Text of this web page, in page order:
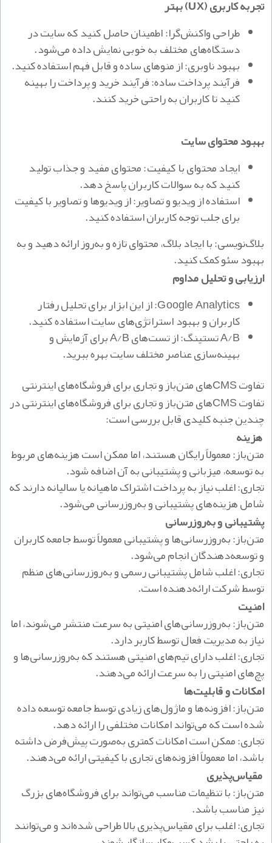
تجربه کاربری (UX) بهتر
طراحی واکنش‌گرا: اطمینان حاصل کنید که سایت در
دستگاه‌های مختلف به خوبی نمایش داده می‌شود.
بهبود ناوبری: از منوهای ساده و قابل فهم استفاده کنید.
فرآیند پرداخت ساده: فرآیند خرید و پرداخت را بهینه
کنید تا کاربران به راحتی خرید کنند.
بهبود محتوای سایت
ایجاد محتوای با کیفیت: محتوای مفید و جذاب تولید
کنید که به سوالات کاربران پاسخ دهد.
استفاده از ویدیو و تصاویر: از ویدیوها و تصاویر با کیفیت
برای جلب توجه کاربران استفاده کنید.
بلاگ‌نویسی: با ایجاد بلاگ، محتوای تازه و به‌روز ارائه دهید و به
بهبود سئو کمک کنید.
ارزیابی و تحلیل مداوم
Google Analytics: از این ابزار برای تحلیل رفتار
کاربران و بهبود استراتژی‌های سایت استفاده کنید.
A/B تستینگ: از تست‌های A/B برای آزمایش و
بهینه‌سازی عناصر مختلف سایت بهره ببرید.
تفاوت CMS‌های متن‌باز و تجاری برای فروشگاه‌های اینترنتی
تفاوت CMS‌های متن‌باز و تجاری برای فروشگاه‌های اینترنتی در
چندین جنبه کلیدی قابل بررسی است:
هزینه
متن‌باز: معمولاً رایگان هستند، اما ممکن است هزینه‌های مربوط
به توسعه، میزبانی و پشتیبانی به آن اضافه شود.
تجاری: اغلب نیاز به پرداخت اشتراک ماهیانه یا سالیانه دارند که
شامل هزینه‌های پشتیبانی و به‌روزرسانی می‌شود.
پشتیبانی و به‌روزرسانی
متن‌باز: به‌روزرسانی‌ها و پشتیبانی معمولاً توسط جامعه کاربران
و توسعه‌دهندگان انجام می‌شود.
تجاری: اغلب شامل پشتیبانی رسمی و به‌روزرسانی‌های منظم
توسط شرکت ارائه‌دهنده است.
امنیت
متن‌باز: به‌روزرسانی‌های امنیتی به سرعت منتشر می‌شوند، اما
نیاز به مدیریت فعال توسط کاربر دارد.
تجاری: اغلب دارای تیم‌های امنیتی هستند که به‌روزرسانی‌ها و
پچ‌های امنیتی را به سرعت ارائه می‌دهند.
امکانات و قابلیت‌ها
متن‌باز: افزونه‌ها و ماژول‌های زیادی توسط جامعه توسعه داده
شده است که می‌تواند امکانات مختلفی را ارائه دهد.
تجاری: ممکن است امکانات کمتری به‌صورت پیش‌فرض داشته
باشد، اما معمولاً افزونه‌های تجاری با کیفیتی ارائه می‌دهند.
مقیاس‌پذیری
متن‌باز: با تنظیمات مناسب می‌تواند برای فروشگاه‌های بزرگ
نیز مناسب باشد.
تجاری: اغلب برای مقیاس‌پذیری بالا طراحی شده‌اند و می‌توانند